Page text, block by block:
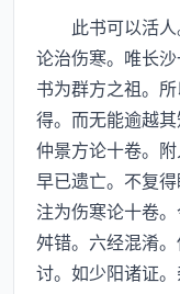
此书可以活人
论治伤寒。唯长
书为群方之祖。
得。而无能逾越
仲景方论十卷。
早已遗亡。不复
注为伤寒论十卷
舛错。六经混淆
讨。如少阳诸证